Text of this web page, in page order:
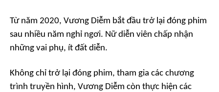
Từ năm 2020, Vương Diễm bắt đầu trở lại đóng phim
sau nhiều năm nghỉ ngơi. Nữ diễn viên chấp nhận
những vai phụ, ít đất diễn.
Không chỉ trở lại đóng phim, tham gia các chương
trình truyền hình, Vương Diễm còn thực hiện các